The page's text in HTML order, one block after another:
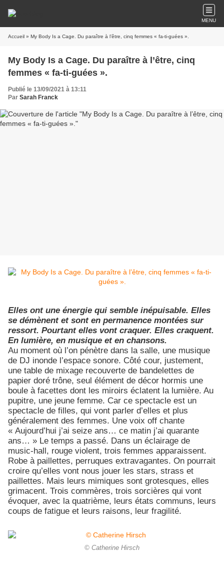
MENU
Accueil » My Body Is a Cage. Du paraître à l’être, cinq femmes « fa-ti-guées ».
My Body Is a Cage. Du paraître à l’être, cinq
femmes « fa-ti-guées ».
Publié le 13/09/2021 à 13:11
Par Sarah Franck
Elles ont une énergie qui semble inépuisable. Elles
se démènent et sont en permanence montées sur
ressort. Pourtant elles vont craquer. Elles craquent.
En lumière, en musique et en chansons.
Au moment où l’on pénètre dans la salle, une musique
de DJ inonde l’espace sonore. Côté cour, justement,
une table de mixage recouverte de bandelettes de
papier doré trône, seul élément de décor hormis une
boule à facettes dont les miroirs éclatent la lumière. Au
pupitre, une jeune femme. Car ce spectacle est un
spectacle de filles, qui vont parler d’elles et plus
généralement des femmes. Une voix off chante
« Aujourd’hui j’ai seize ans… ce matin j’ai quarante
ans… » Le temps a passé. Dans un éclairage de
music-hall, rouge violent, trois femmes apparaissent.
Robe à paillettes, perruques extravagantes. On pourrait
croire qu’elles vont nous jouer les stars, strass et
paillettes. Mais leurs mimiques sont grotesques, elles
grimacent. Trois commères, trois sorcières qui vont
évoquer, avec la quatrième, leurs états communs, leurs
coups de fatigue et leurs raisons, leur fragilité.
© Catherine Hirsch